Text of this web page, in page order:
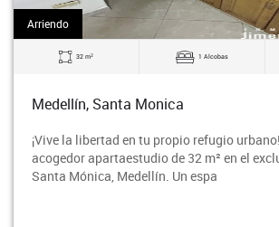
Arriendo
32 m2 1 Alcobas
Medellín, Santa Monica
¡Vive la libertad en tu propio refugio
acogedor apartaestudio de 32 m² en el
Santa Mónica, Medellín. Un espa